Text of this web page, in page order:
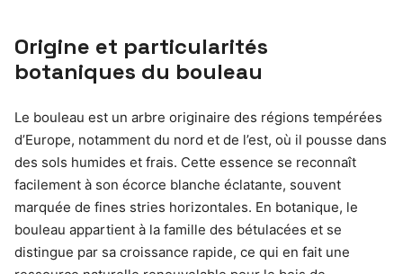
Origine et particularités
botaniques du bouleau
Le bouleau est un arbre originaire des régions tempérées
d’Europe, notamment du nord et de l’est, où il pousse dans
des sols humides et frais. Cette essence se reconnaît
facilement à son écorce blanche éclatante, souvent
marquée de fines stries horizontales. En botanique, le
bouleau appartient à la famille des bétulacées et se
distingue par sa croissance rapide, ce qui en fait une